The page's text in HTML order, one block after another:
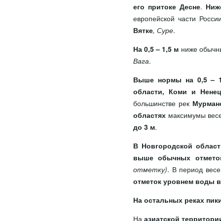
его притоке Десне.
европейской части
Вятке, Суре.
На 0,5 – 1,5 м ниже
Вага.
Выше нормы на 0,5 –
области, Коми и
большинстве рек
областях максимумы
до 3 м.
В Новгородской
выше обычных
отметку). В период
отметок уровнем воды
На остальных реках
На азиатской